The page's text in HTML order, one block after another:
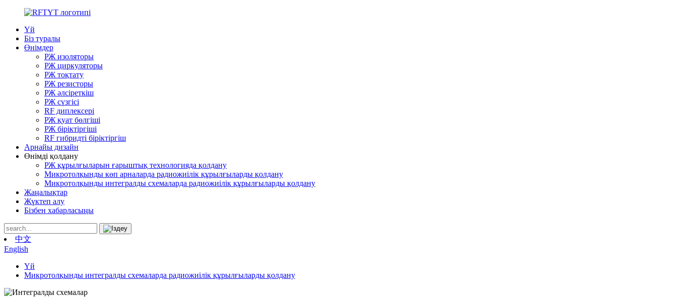
Үй
Біз туралы
Өнімдер
РЖ изоляторы
РЖ циркуляторы
РЖ тоқтату
РЖ резисторы
РЖ әлсіреткіш
РЖ сүзгісі
RF диплексері
РЖ қуат бөлгіші
РЖ біріктіргіші
RF гибридті біріктіргіш
Арнайы дизайн
Өнімді қолдану
РЖ құрылғыларын ғарыштық технологияда қолдану
Микротолқынды көп арналарда радиожиілік құрылғыларды қолдану
Микротолқынды интегралды схемаларда радиожиілік құрылғыларды қолдану
Жаңалықтар
Жүктеп алу
Бізбен хабарласыңы
中文
English
Үй
Микротолқынды интегралды схемаларда радиожиілік құрылғыларды қолдану